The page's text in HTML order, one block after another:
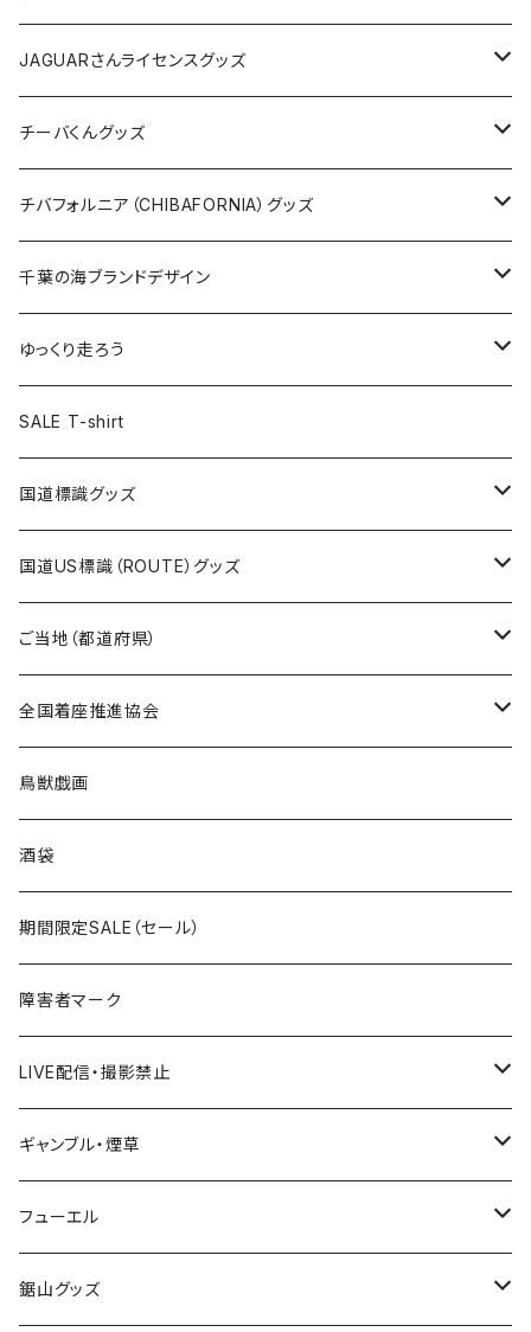
ホテルキーホルダー
ホテルキーホルダー
クリアファイル
Tシャツ
キャップ
トートバッグ
ランチバッグ
エコバッグ
バッグ
ステッカー
缶バッジ
キーホルダー
クリアファイル
キャップ
バッグ
ステッカー
缶バッジ
キーホルダー
クリアファイル
ステッカー
ステッカー
ステッカー大
缶バッジ
缶バッジ32mm
缶バッジ54mm
エコバッグ
JAGUARさんコラボグッズ
Tシャツ
ステッカー
サコッシュ
ホテルキーホルダー
モーテルキーホルダー
トートバッグ
JAGUARさんライセンスグッズ
Tシャツ
ステッカー
缶バッジ
クリアファイル
マスク
エコバッグ
千葉ロッテマリーンズコラボ
チーバくんグッズ
Tシャツ
キャップ
エコバッグ
ステッカー
モーテルキーホルダー
ホテルキーホルダー
トートバッグ
チバフォルニア（CHIBAFORNIA）グッズ
Tシャツ
キャップ
ステッカー
ホテルキーホルダー
千葉の海ブランドデザイン
Tシャツ
キャップ
ステッカー
ゆっくり走ろう
Tシャツ
ステッカー
ホテルキーホルダー
SALE T-shirt
国道標識グッズ
ステッカー
国道0～99号線
国道100～199号線
国道600～699号線
国道700～799号線
Tシャツ
キャップ
国道US標識（ROUTE）グッズ
ステッカー
ROUTE 0～99号線
ROUTE100～199号線
ROUTE600～699号線
ROUTE700～799号線
Tシャツ
ROUTE 0～99号線
ROUTE 100～199号線
ROUTE 600～699号線
ROUTE 700～799号線
キャップ
ROUTE 0～99号線
ROUTE 100～199号線
ROUTE 600～699号線
ROUTE 700～799号線
ご当地（都道府県）
北海道
青森県
岩手県
宮城県
秋田県
Tシャツ
ステッカー
山形県
福島県
茨城県
栃木県
全国着座推進協会
ステッカー
鳥獣戯画
酒袋
期間限定SALE（セール）
障害者マーク
LIVE配信・撮影禁止
LIVE配信禁止
撮影禁止
ギャンブル・煙草
ホテルキーホルダー
たばこ・禁煙ステッカー
フューエル
ステッカー
鋸山グッズ